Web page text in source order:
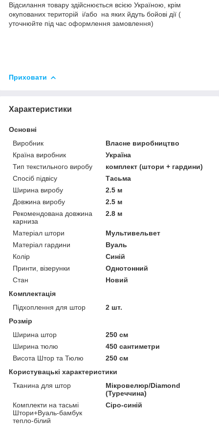
Відсилання товару здійснюється всією Україною, крім
окупованих територій і/або на яких йдуть бойові дії (
уточнюйте під час оформлення замовлення)
Приховати
Характеристики
Основні
Виробник
Власне виробництво
Країна виробник
Україна
Тип текстильного виробу
комплект (штори + гардини)
Спосіб підвісу
Тасьма
Ширина виробу
2.5 м
Довжина виробу
2.5 м
Рекомендована довжина
карниза
2.8 м
Матеріал штори
Мультивельвет
Матеріал гардини
Вуаль
Колір
Синій
Принти, візерунки
Однотонний
Стан
Новий
Комплектація
Підхоплення для штор
2 шт.
Розмір
Ширина штор
250 см
Ширина тюлю
450 сантиметри
Висота Штор та Тюлю
250 см
Користувацькі характеристики
Тканина для штор
Мікровелюр/Diamond
(Туреччина)
Комплекти на тасьмі
Штори+Вуаль-бамбук
тепло-білий
Сіро-синій